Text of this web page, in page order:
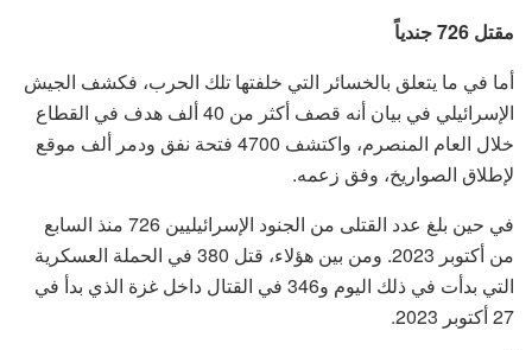
مقتل 726 جندياً
أما في ما يتعلق بالخسائر التي خلفتها تلك الحرب، فكشف الجيش
الإسرائيلي في بيان أنه قصف أكثر من 40 ألف هدف في القطاع
خلال العام المنصرم، واكتشف 4700 فتحة نفق ودمر ألف موقع
لإطلاق الصواريخ، وفق زعمه.
في حين بلغ عدد القتلى من الجنود الإسرائيليين 726 منذ السابع
من أكتوبر 2023. ومن بين هؤلاء، قتل 380 في الحملة العسكرية
التي بدأت في ذلك اليوم و346 في القتال داخل غزة الذي بدأ في
27 أكتوبر 2023.